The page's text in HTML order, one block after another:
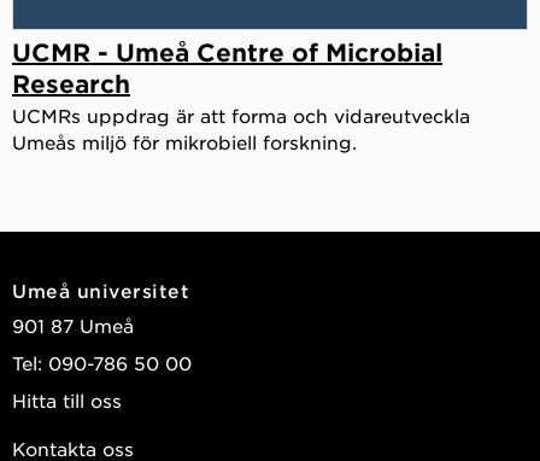
UCMR - Umeå Centre of Microbial
Research
UCMRs uppdrag är att forma och vidareutveckla
Umeås miljö för mikrobiell forskning.
Umeå universitet
901 87 Umeå
Tel: 090-786 50 00
Hitta till oss
Kontakta oss